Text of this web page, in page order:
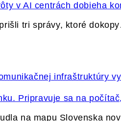
v AI centrách dobieha
tri správy, ktoré
Pripravuje sa na
na mapu Slovenska